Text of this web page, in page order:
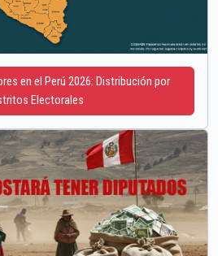
en el Perú 2026: Distribución por
Electorales